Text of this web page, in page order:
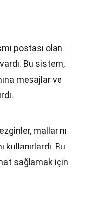
postası olan
Bu sistem,
mesajlar ve
mallarını
kullanırlardı. Bu
sağlamak için